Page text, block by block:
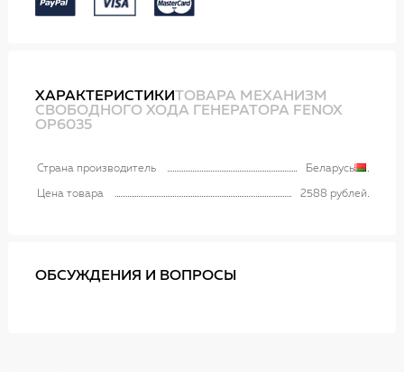
ХАРАКТЕРИСТИКИТОВАРА МЕХАНИЗМ
СВОБОДНОГО ХОДА ГЕНЕРАТОРА FENOX
OP6035
Страна производитель Беларусь
Цена товара 2588 рублей
ОБСУЖДЕНИЯ И ВОПРОСЫ